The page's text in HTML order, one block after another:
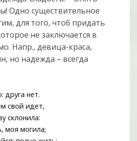
Одно существительное
для того, чтоб придать
не заключается в
Напр., девица-краса,
но надежда – всегда
друга нет.
свой идет,
склонила:
моя могила;